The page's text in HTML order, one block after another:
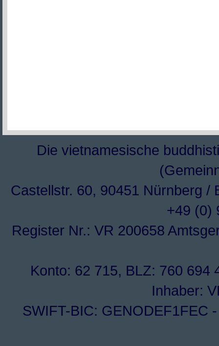
Die vietnamesische
Castellstr. 60, 90451 Nürnberg /
+49 (0)
Register Nr.: VR 200658
Konto: 62 715, BLZ: 760 694
Inhaber:
SWIFT-BIC: GENODEF1FEC